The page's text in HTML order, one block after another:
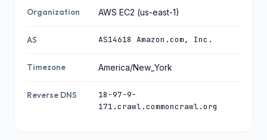
Organization AWS EC2 (us-east-1)
AS AS14618 Amazon.com, Inc.
Timezone America/New_York
Reverse DNS
18-97-9-
171.crawl.commoncrawl.org